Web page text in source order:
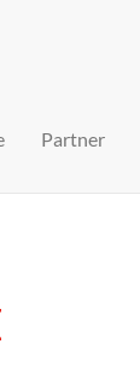
Partner